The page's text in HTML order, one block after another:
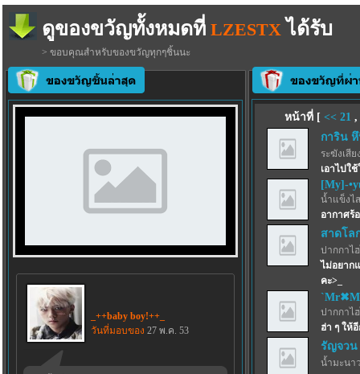
ดูของขวัญทั้งหมดที่ LZESTX ได้รับ
> ขอบคุณสำหรับของขวัญทุกๆชิ้นนะ
_++baby boy!++_
วันที่มอบของ 27 พ.ค. 53
หน้าที่ [ << 21 ,
การิน
ระฆังเสีย
เอาไปใ
[My]-
น้ำแข็งไ
อากาศร้
สาดโล
ปากกาไ
ไม่อยาก
คะ>_
ปากกาไ
ฮ่า ๆ ให้อี
รัญจวน
น้ำมะนา